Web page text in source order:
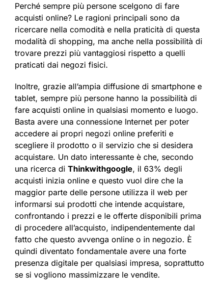
Perché sempre più persone scelgono di fare
acquisti online? Le ragioni principali sono da
ricercare nella comodità e nella praticità di questa
modalità di shopping, ma anche nella possibilità di
trovare prezzi più vantaggiosi rispetto a quelli
praticati dai negozi fisici.
Inoltre, grazie all’ampia diffusione di smartphone e
tablet, sempre più persone hanno la possibilità di
fare acquisti online in qualsiasi momento e luogo.
Basta avere una connessione Internet per poter
accedere ai propri negozi online preferiti e
scegliere il prodotto o il servizio che si desidera
acquistare. Un dato interessante è che, secondo
una ricerca di Thinkwithgoogle, il 63% degli
acquisti inizia online e questo vuol dire che la
maggior parte delle persone utilizza il web per
informarsi sui prodotti che intende acquistare,
confrontando i prezzi e le offerte disponibili prima
di procedere all’acquisto, indipendentemente dal
fatto che questo avvenga online o in negozio. È
quindi diventato fondamentale avere una forte
presenza digitale per qualsiasi impresa, soprattutto
se si vogliono massimizzare le vendite.